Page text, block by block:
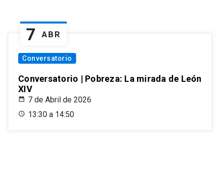
7 ABR
Conversatorio
Conversatorio | Pobreza: La mirada de León
XIV
7 de Abril de 2026
13:30 a 14:50